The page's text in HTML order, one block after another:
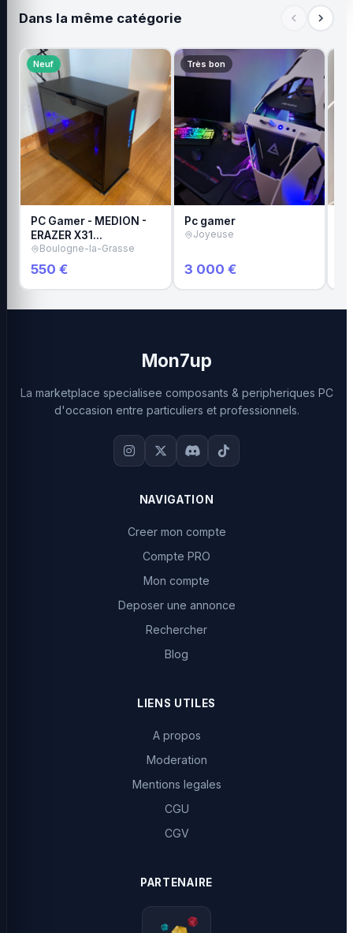
Dans la même catégorie
Neuf
PC Gamer - MEDION -
ERAZER X31…
Boulogne-la-Grasse
550 €
Très bon
Pc gamer
Joyeuse
3 000 €
Mon7up
La marketplace specialisee composants & peripheriques PC
d'occasion entre particuliers et professionnels.
NAVIGATION
Creer mon compte
Compte PRO
Mon compte
Deposer une annonce
Rechercher
Blog
LIENS UTILES
A propos
Moderation
Mentions legales
CGU
CGV
PARTENAIRE